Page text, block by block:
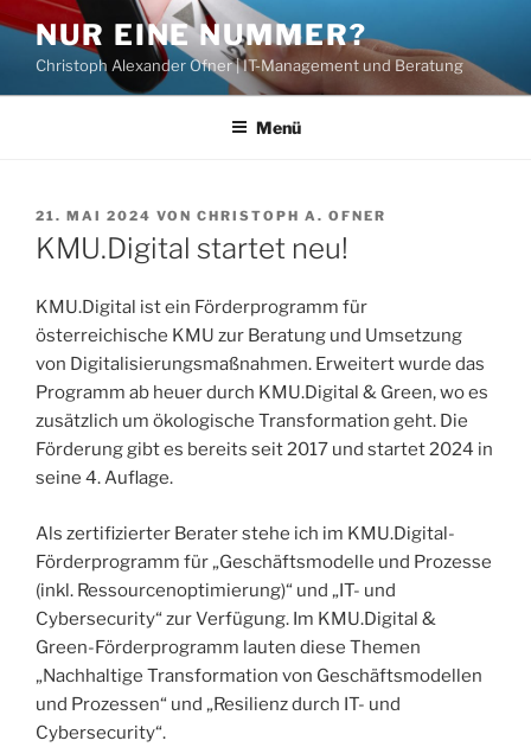
Inhalt
springen
NUR EINE NUMMER?
Christoph Alexander Ofner | IT-Management und Beratung
Menü
VERÖFFENTLICHT
AM
21. MAI 2024 VON CHRISTOPH A. OFNER
KMU.Digital startet neu!
KMU.Digital ist ein Förderprogramm für
österreichische KMU zur Beratung und Umsetzung
von Digitalisierungsmaßnahmen. Erweitert wurde das
Programm ab heuer durch KMU.Digital & Green, wo es
zusätzlich um ökologische Transformation geht. Die
Förderung gibt es bereits seit 2017 und startet 2024 in
seine 4. Auflage.
Als zertifizierter Berater stehe ich im KMU.Digital-
Förderprogramm für „Geschäftsmodelle und Prozesse
(inkl. Ressourcenoptimierung)“ und „IT- und
Cybersecurity“ zur Verfügung. Im KMU.Digital &
Green-Förderprogramm lauten diese Themen
„Nachhaltige Transformation von Geschäftsmodellen
und Prozessen“ und „Resilienz durch IT- und
Cybersecurity“.